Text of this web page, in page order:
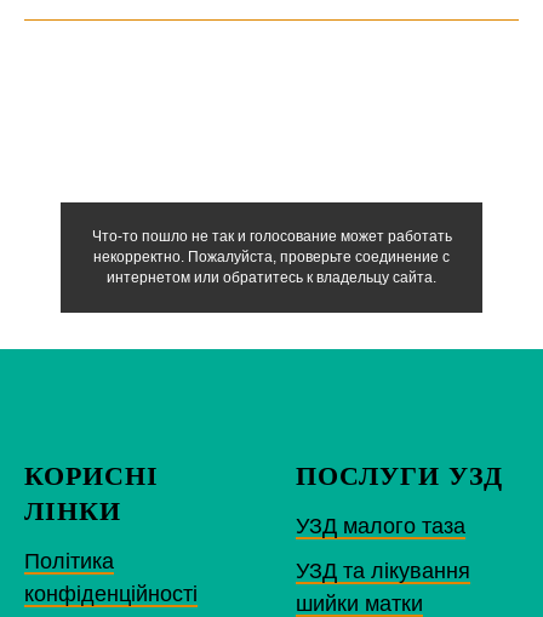
Что-то пошло не так и голосование может работать
некорректно. Пожалуйста, проверьте соединение с
интернетом или обратитесь к владельцу сайта.
КОРИСНІ
ЛІНКИ
Політика
конфіденційності
ПОСЛУГИ УЗД
УЗД малого таза
УЗД та лікування
шийки матки